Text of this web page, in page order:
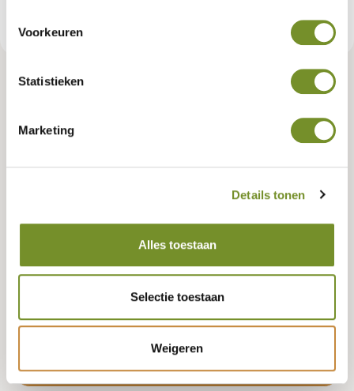
Voorkeuren
Statistieken
Marketing
Details tonen
Alles toestaan
Selectie toestaan
Weigeren
200 CENTIMETER
Bestellen